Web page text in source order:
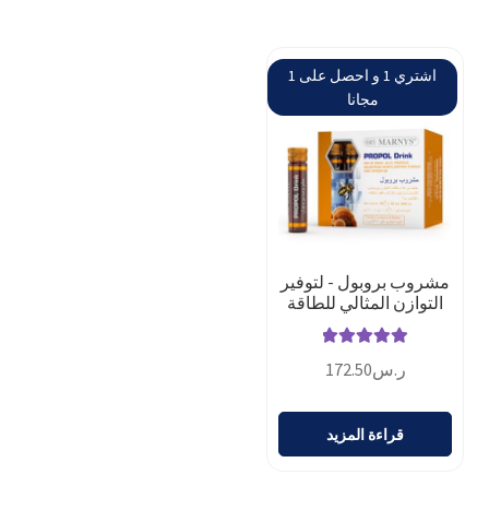
اشتري 1 و احصل على 1
مجانا
مشروب بروبول - لتوفير
التوازن المثالي للطاقة
5.00
ر.س172.50
قراءة المزيد